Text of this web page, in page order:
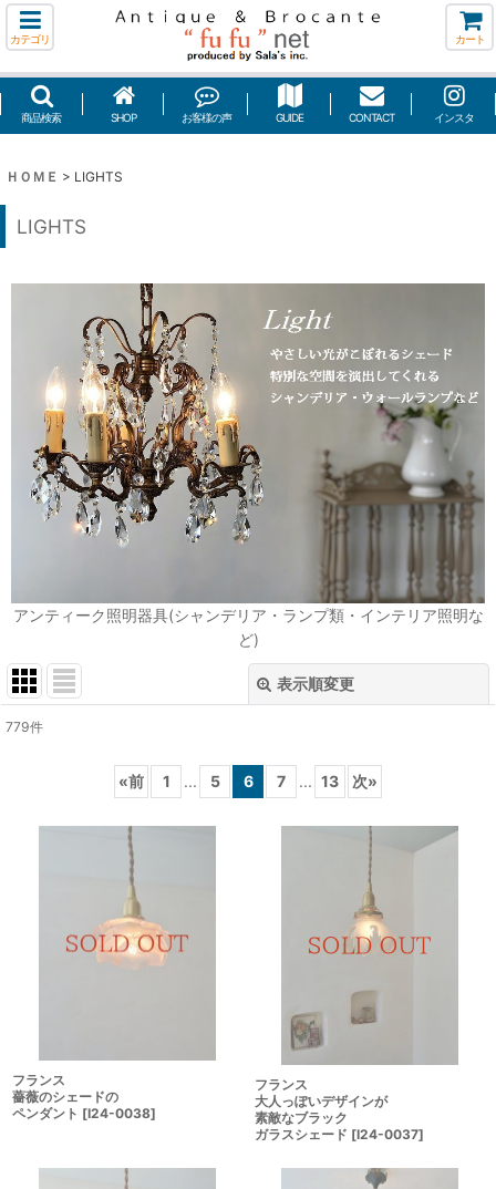
カテゴリ カート
商品検索 SHOP お客様の声 GUIDE CONTACT インスタ
ＨＯＭＥ > LIGHTS
LIGHTS
アンティーク照明器具(シャンデリア・ランプ類・インテリア照明な
ど)
表示順変更
779件
«前 1 ... 5 6 7 ... 13 次»
フランス
薔薇のシェードの
ペンダント [I24-0038]
フランス
大人っぽいデザインが
素敵なブラック
ガラスシェード [I24-0037]